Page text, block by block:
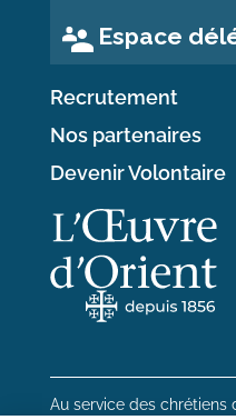
Espace
Recrutement
Nos partenaires
Devenir Volontaire
Au service des chrétiens